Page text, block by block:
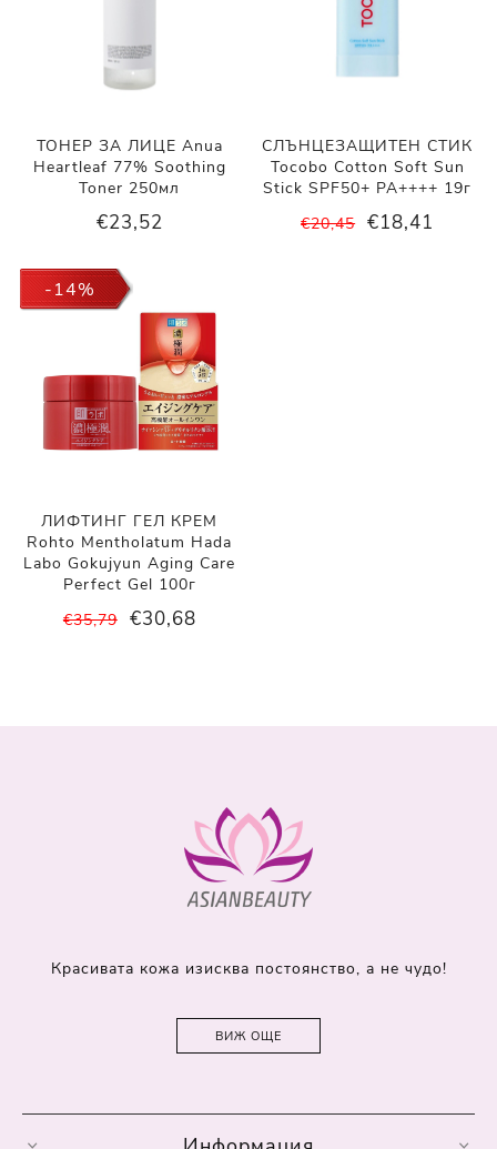
ТОНЕР ЗА ЛИЦЕ Anua
Heartleaf 77% Soothing
Toner 250мл
€23,52
СЛЪНЦЕЗАЩИТЕН СТИК
Tocobo Cotton Soft Sun
Stick SPF50+ PA++++ 19г
€20,45 €18,41
-14%
ЛИФТИНГ ГЕЛ КРЕМ
Rohto Mentholatum Hada
Labo Gokujyun Aging Care
Perfect Gel 100г
€35,79 €30,68
Красивата кожа изисква постоянство, а не чудо!
ВИЖ ОЩЕ